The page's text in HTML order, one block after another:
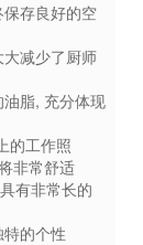
存良好的空
减少了厨师
脂, 充分体现
的工作照
非常舒适
有非常长的
的个性